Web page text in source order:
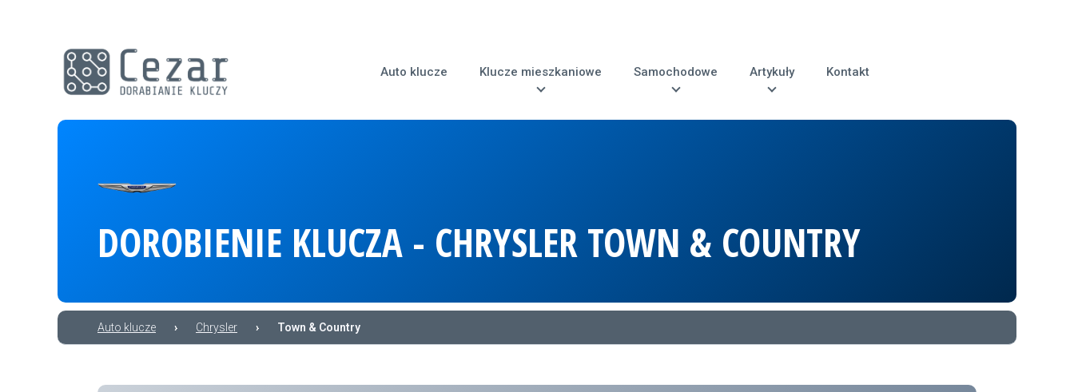
Auto klucze Klucze mieszkaniowe Samochodowe Artykuły Kontakt
DOROBIENIE KLUCZA - CHRYSLER TOWN & COUNTRY
Auto klucze › Chrysler › Town & Country